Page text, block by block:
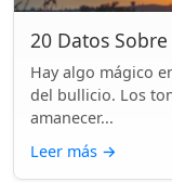
20 Datos
Hay algo mágico
del bullicio. Los
amanecer...
Leer más →